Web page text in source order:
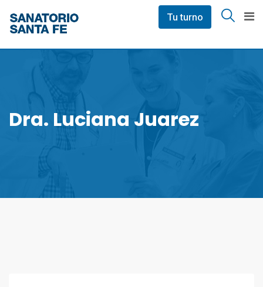
Tu turno
Dra. Luciana Juarez